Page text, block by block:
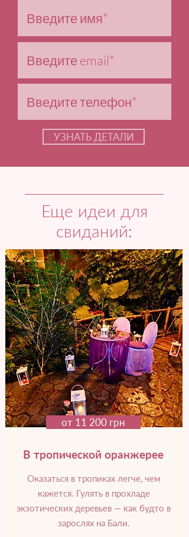
УЗНАТЬ ДЕТАЛИ
Еще идеи для
свиданий:
от 11 200 грн
В тропической оранжерее
Оказаться в тропиках легче, чем
кажется. Гулять в прохладе
экзотических деревьев — как будто в
зарослях на Бали.